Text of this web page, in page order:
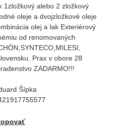
1zložkový alebo 2 zložkový
oleje a dvojzložkové oleje
olej a lak Exteriérový
od renomovaných
Prax v obore 28
ZADARMO!!!
Šípka